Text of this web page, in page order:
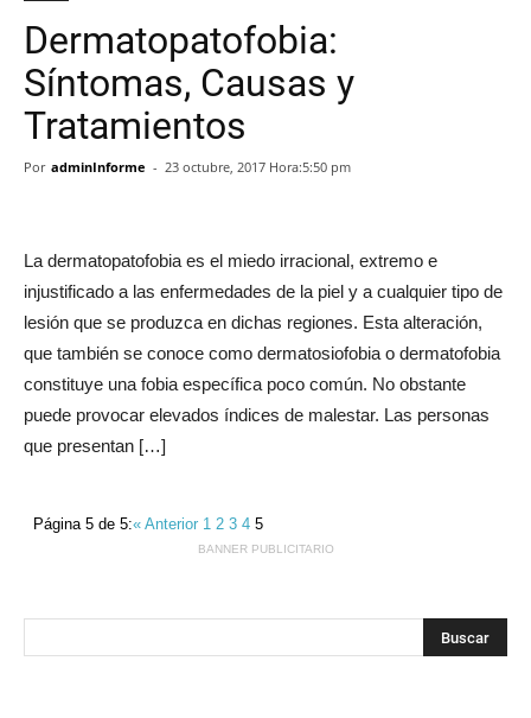
Dermatopatofobia:
Síntomas, Causas y
Tratamientos
Por adminInforme - 23 octubre, 2017 Hora:5:50 pm
La dermatopatofobia es el miedo irracional, extremo e
injustificado a las enfermedades de la piel y a cualquier tipo de
lesión que se produzca en dichas regiones. Esta alteración,
que también se conoce como dermatosiofobia o dermatofobia
constituye una fobia específica poco común. No obstante
puede provocar elevados índices de malestar. Las personas
que presentan […]
Página 5 de 5:« Anterior 12345
BANNER PUBLICITARIO